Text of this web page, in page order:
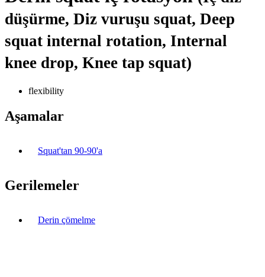
düşürme, Diz vuruşu squat, Deep
squat internal rotation, Internal
knee drop, Knee tap squat)
flexibility
Aşamalar
Squat'tan 90-90'a
Gerilemeler
Derin çömelme